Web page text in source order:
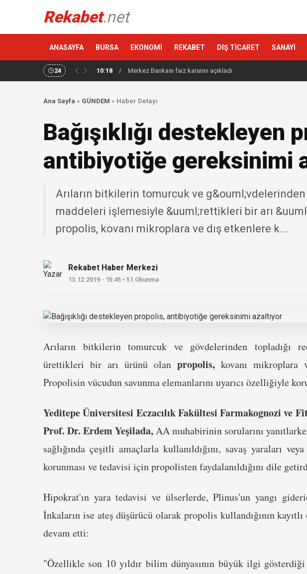
Rekabet.net
ANASAYFA BURSA EKONOMİ REKABET DIŞ TİCARET SANAYİ
24 10:18 / Merkez Bankası faiz kararını açıkladı
Ana Sayfa » GÜNDEM » Haber Detayı
Bağışıklığı destekleyen
antibiyotiğe gereksinimi
Arıların bitkilerin tomurcuk ve
maddeleri işlemesiyle &uuml;rettikleri bir arı
propolis, kovanı mikroplara ve dış etkenlere k...
Rekabet Haber Merkezi
13.12.2019 - 15:45 • 51 Okunma
Arıların bitkilerin tomurcuk ve gövdelerinden topladığı
ürettikleri bir arı ürünü olanpropolis, kovanı mikroplara
Propolisin vücudun savunma elemanlarını uyarıcı özelliğiyle
Yeditepe Üniversitesi Eczacılık Fakültesi Farmakognozi ve
Prof. Dr. Erdem Yeşilada,AA muhabirinin sorularını
sağlığında çeşitli amaçlarla kullanıldığını, savaş yaraları
korunması ve tedavisi için propolisten faydalanıldığını dile
Hipokrat'ın yara tedavisi ve ülserlerde, Plinus'un yangı
İnkaların ise ateş düşürücü olarak propolis kullandığının
devam etti:
"Özellikle son 10 yıldır bilim dünyasının büyük ilgi